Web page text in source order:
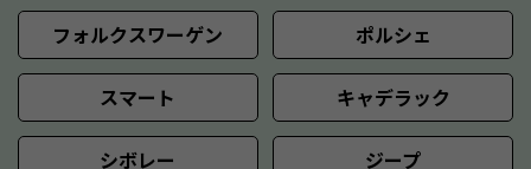
フォルクスワーゲン ポルシェ
スマート キャデラック
シボレー ジープ